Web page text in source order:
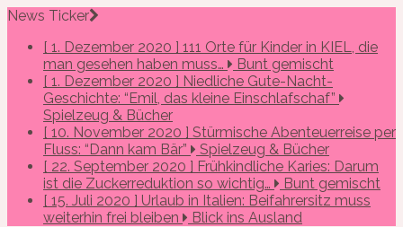
News Ticker
[ 1. Dezember 2020 ] 111 Orte für Kinder in KIEL, die
man gesehen haben muss…
Bunt gemischt
[ 1. Dezember 2020 ] Niedliche Gute-Nacht-
Geschichte: “Emil, das kleine Einschlafschaf”
Spielzeug & Bücher
[ 10. November 2020 ] Stürmische Abenteuerreise per
Fluss: “Dann kam Bär”
Spielzeug & Bücher
[ 22. September 2020 ] Frühkindliche Karies: Darum
ist die Zuckerreduktion so wichtig…
Bunt gemischt
[ 15. Juli 2020 ] Urlaub in Italien: Beifahrersitz muss
weiterhin frei bleiben
Blick ins Ausland